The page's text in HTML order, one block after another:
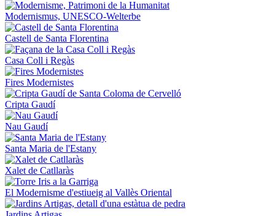
Modernismus, UNESCO‑Welterbe
Castell de Santa Florentina
Casa Coll i Regàs
Fires Modernistes
Cripta Gaudí
Nau Gaudí
Santa Maria de l'Estany
Xalet de Catllaràs
El Modernisme d'estiueig al Vallès Oriental